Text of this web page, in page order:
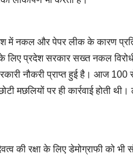
में नकल और पेपर लीक के कारण
लिए प्रदेश सरकार सख्त नकल
नौकरी प्राप्त हुई है। आज
मछलियों पर ही कार्रवाई होती
की रक्षा के लिए डेमोग्राफी को